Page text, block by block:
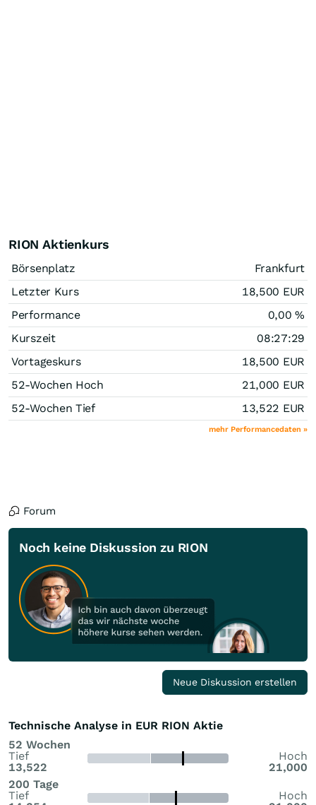
RION Aktienkurs
Börsenplatz
Frankfurt
Letzter Kurs
18,500 EUR
Performance
0,00%
Kurszeit
08:27:29
Vortageskurs
18,500 EUR
52-Wochen Hoch
21,000 EUR
52-Wochen Tief
13,522 EUR
mehr Performancedaten »
Forum
Noch keine Diskussion zu RION
Neue Diskussion erstellen
Technische Analyse in EUR RION Aktie
52 Wochen
Tief
13,522
Hoch
21,000
200 Tage
Tief
Hoch